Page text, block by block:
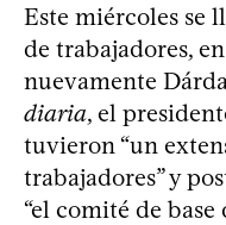
Este miércoles se
de trabajadores,
nuevamente
diaria, el
tuvieron “un
trabajadores” y
“el comité de